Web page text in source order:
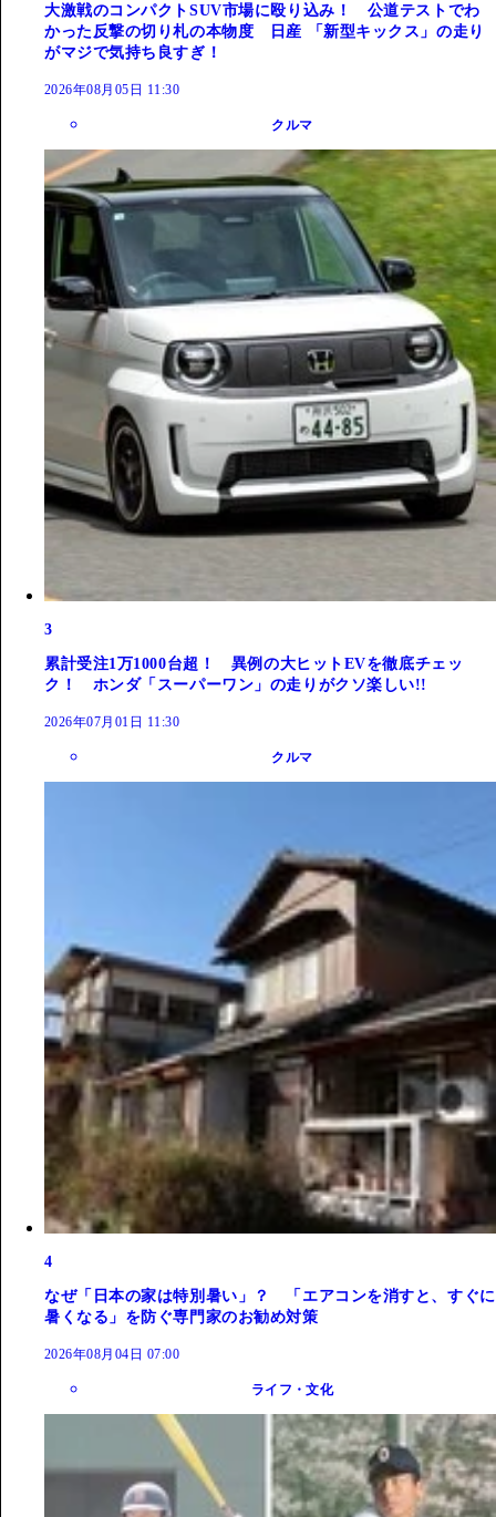
大激戦のコンパクトSUV市場に殴り込み！ 公道テストでわ
かった反撃の切り札の本物度 日産 「新型キックス」の走り
がマジで気持ち良すぎ！
2026年08月05日 11:30
クルマ
3
累計受注1万1000台超！ 異例の大ヒットEVを徹底チェッ
ク！ ホンダ「スーパーワン」の走りがクソ楽しい!!
2026年07月01日 11:30
クルマ
4
なぜ「日本の家は特別暑い」？ 「エアコンを消すと、すぐに
暑くなる」を防ぐ専門家のお勧め対策
2026年08月04日 07:00
ライフ・文化